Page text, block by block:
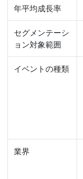
年平均成長率
セグメンテーシ
ョン対象範囲
イベントの種類
業界